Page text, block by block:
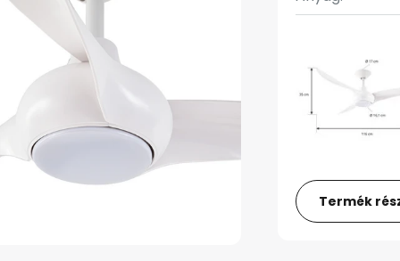
Termék